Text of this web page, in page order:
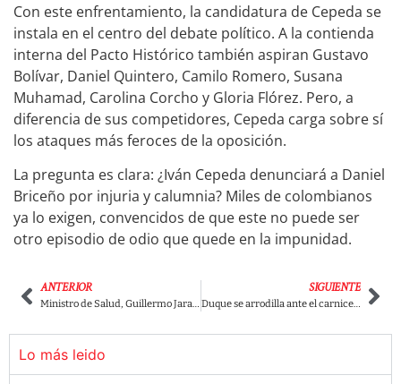
Con este enfrentamiento, la candidatura de Cepeda se
instala en el centro del debate político. A la contienda
interna del Pacto Histórico también aspiran Gustavo
Bolívar, Daniel Quintero, Camilo Romero, Susana
Muhamad, Carolina Corcho y Gloria Flórez. Pero, a
diferencia de sus competidores, Cepeda carga sobre sí
los ataques más feroces de la oposición.
La pregunta es clara: ¿Iván Cepeda denunciará a Daniel
Briceño por injuria y calumnia? Miles de colombianos
ya lo exigen, convencidos de que este no puede ser
otro episodio de odio que quede en la impunidad.
ANTERIOR
Ministro de Salud, Guillermo Jaramillo estalla: ¡14 billones de pesos desaparecidos de las EPS y nadie responde!
SIGUIENTE
Duque se arrodilla ante el carnicero de Gaza: posa con Netanyahu mientras miles de niños mueren bajo las bombas
Lo más leido